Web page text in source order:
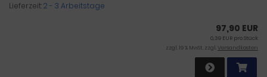
Lieferzeit:2 - 3 Arbeitstage
97,90 EUR
0,39 EUR pro Stück
zzgl. 19 % MwSt. zzgl.Versandkosten